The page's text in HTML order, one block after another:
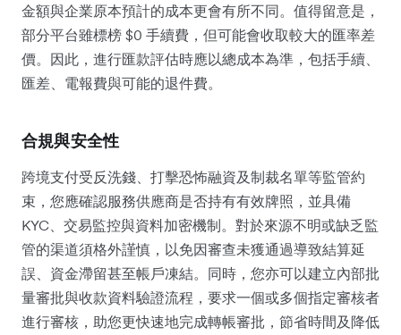
金額與企業原本預計的成本更會有所不同。值得留意是，
部分平台雖標榜 $0 手續費，但可能會收取較大的匯率差
價。因此，進行匯款評估時應以總成本為準，包括手續、
匯差、電報費與可能的退件費。
合規與安全性
跨境支付受反洗錢、打擊恐怖融資及制裁名單等監管約
束，您應確認服務供應商是否持有有效牌照，並具備
KYC、交易監控與資料加密機制。對於來源不明或缺乏監
管的渠道須格外謹慎，以免因審查未獲通過導致結算延
誤、資金滯留甚至帳戶凍結。同時，您亦可以建立內部批
量審批與收款資料驗證流程，要求一個或多個指定審核者
進行審核，助您更快速地完成轉帳審批，節省時間及降低